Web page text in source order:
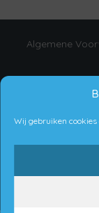
Wij gebruiken cookies
Algemene